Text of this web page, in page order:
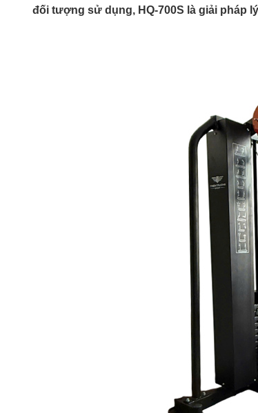
đối tượng sử dụng, HQ-700S là giải pháp